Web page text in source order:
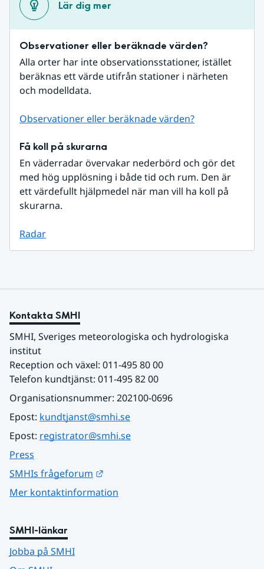
Lär dig mer
Observationer eller beräknade värden?
Alla orter har inte observationsstationer, istället
beräknas ett värde utifrån stationer i närheten
och modelldata.
Observationer eller beräknade värden?
Få koll på skurarna
En väderradar övervakar nederbörd och gör det
med hög upplösning i både tid och rum. Den är
ett värdefullt hjälpmedel när man vill ha koll på
skurarna.
Radar
Kontakta SMHI
SMHI, Sveriges meteorologiska och hydrologiska
institut
Reception och växel: 011-495 80 00
Telefon kundtjänst: 011-495 82 00
Organisationsnummer: 202100-0696
Epost: kundtjanst@smhi.se
Epost: registrator@smhi.se
Press
SMHIs frågeforum
Mer kontaktinformation
SMHI-länkar
Jobba på SMHI